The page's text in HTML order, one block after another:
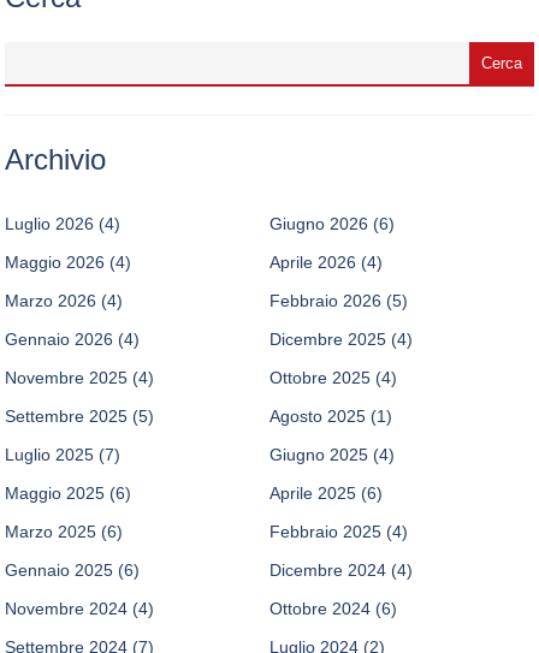
Archivio
Luglio 2026 (4) Giugno 2026 (6)
Maggio 2026 (4) Aprile 2026 (4)
Marzo 2026 (4) Febbraio 2026 (5)
Gennaio 2026 (4) Dicembre 2025 (4)
Novembre 2025 (4) Ottobre 2025 (4)
Settembre 2025 (5) Agosto 2025 (1)
Luglio 2025 (7) Giugno 2025 (4)
Maggio 2025 (6) Aprile 2025 (6)
Marzo 2025 (6) Febbraio 2025 (4)
Gennaio 2025 (6) Dicembre 2024 (4)
Novembre 2024 (4) Ottobre 2024 (6)
Settembre 2024 (7) Luglio 2024 (2)